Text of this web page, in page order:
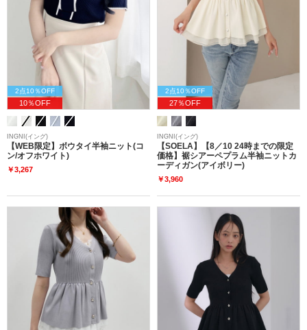
2点10％OFF
10％OFF
INGNI(イング)
【WEB限定】ボウタイ半袖ニット(コ
ン/オフホワイト)
￥3,267
2点10％OFF
27％OFF
INGNI(イング)
【SOELA】【8／10 24時までの限定
価格】裾シアーペプラム半袖ニットカ
ーディガン(アイボリー)
￥3,960